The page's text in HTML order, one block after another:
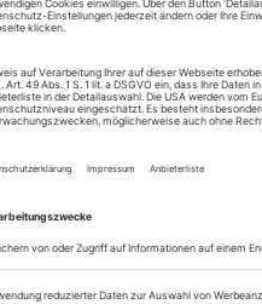
Die Bühnentechnische
für
und Management wird
gelesen. In der
DTHG (Deutsche
und der OISTAT
Scénographes). Die
informiert zudem über